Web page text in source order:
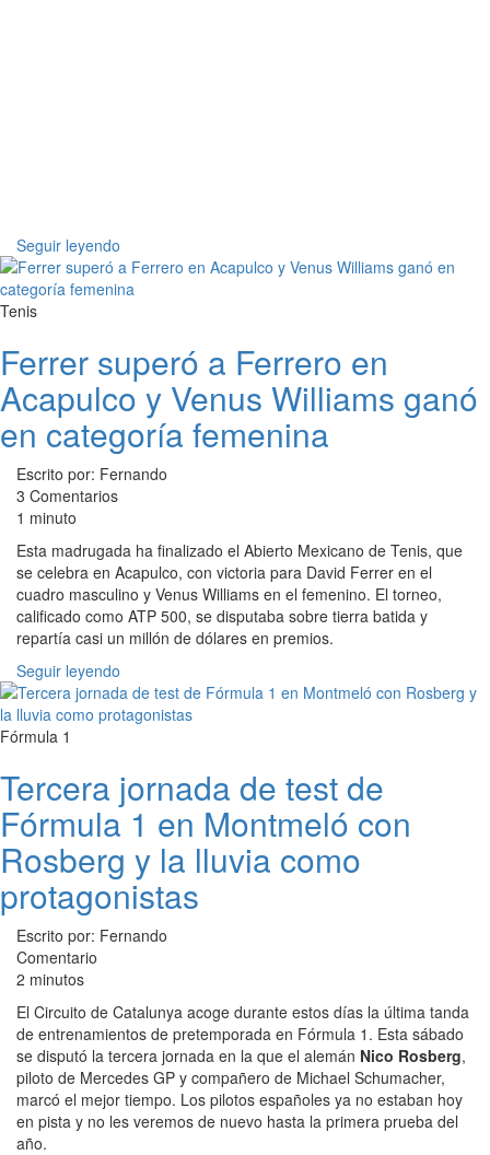
Seguir leyendo
Tenis
Ferrer superó a Ferrero en
Acapulco y Venus Williams ganó
en categoría femenina
Escrito por: Fernando
3 Comentarios
1 minuto
Esta madrugada ha finalizado el Abierto Mexicano de Tenis, que
se celebra en Acapulco, con victoria para David Ferrer en el
cuadro masculino y Venus Williams en el femenino. El torneo,
calificado como ATP 500, se disputaba sobre tierra batida y
repartía casi un millón de dólares en premios.
Seguir leyendo
Fórmula 1
Tercera jornada de test de
Fórmula 1 en Montmeló con
Rosberg y la lluvia como
protagonistas
Escrito por: Fernando
Comentario
2 minutos
El Circuito de Catalunya acoge durante estos días la última tanda
de entrenamientos de pretemporada en Fórmula 1. Esta sábado
se disputó la tercera jornada en la que el alemán Nico Rosberg,
piloto de Mercedes GP y compañero de Michael Schumacher,
marcó el mejor tiempo. Los pilotos españoles ya no estaban hoy
en pista y no les veremos de nuevo hasta la primera prueba del
año.